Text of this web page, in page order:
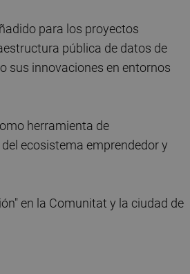
para los proyectos
pública de datos de
sus innovaciones en entornos
herramienta de
ecosistema emprendedor y
en la Comunitat y la ciudad de